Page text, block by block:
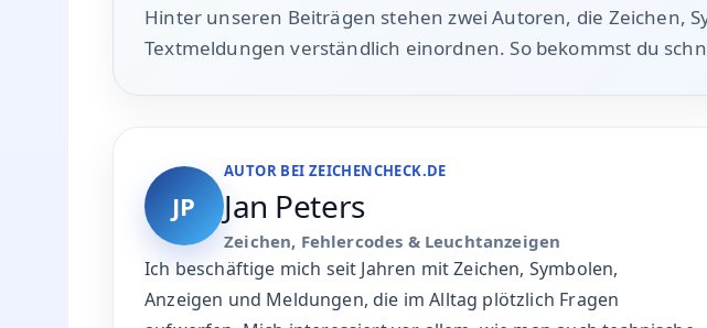
Hinter unseren Beiträgen stehen zwei Autoren, die Zeichen,
Textmeldungen verständlich einordnen. So bekommst du
JP
AUTOR BEI ZEICHENCHECK.DE
Jan Peters
Zeichen, Fehlercodes & Leuchtanzeigen
Ich beschäftige mich seit Jahren mit Zeichen, Symbolen,
Anzeigen und Meldungen, die im Alltag plötzlich Fragen